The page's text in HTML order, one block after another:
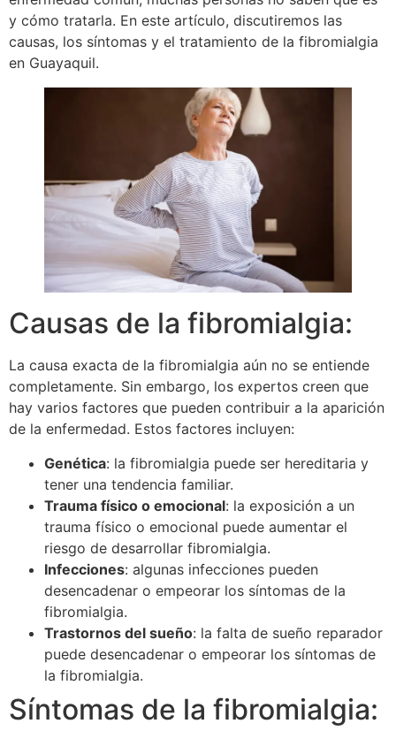
y cómo tratarla. En este artículo, discutiremos las
causas, los síntomas y el tratamiento de la fibromialgia
en Guayaquil.
Causas de la fibromialgia:
La causa exacta de la fibromialgia aún no se entiende
completamente. Sin embargo, los expertos creen que
hay varios factores que pueden contribuir a la aparición
de la enfermedad. Estos factores incluyen:
Genética: la fibromialgia puede ser hereditaria y
tener una tendencia familiar.
Trauma físico o emocional: la exposición a un
trauma físico o emocional puede aumentar el
riesgo de desarrollar fibromialgia.
Infecciones: algunas infecciones pueden
desencadenar o empeorar los síntomas de la
fibromialgia.
Trastornos del sueño: la falta de sueño reparador
puede desencadenar o empeorar los síntomas de
la fibromialgia.
Síntomas de la fibromialgia: